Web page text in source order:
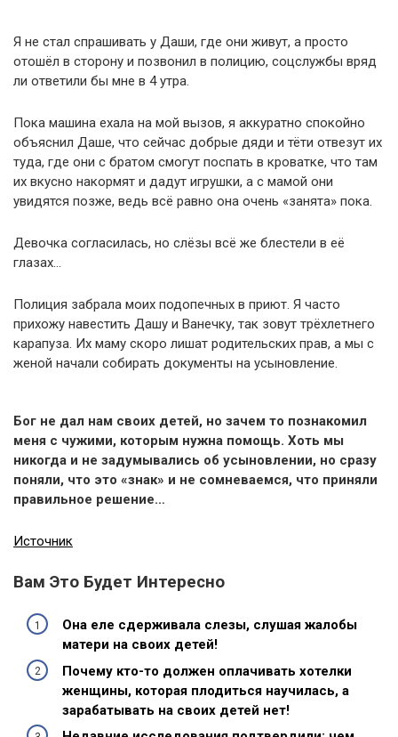
Я не стал спрашивать у Даши, где они живут, а просто
отошёл в сторону и позвонил в полицию, соцслужбы вряд
ли ответили бы мне в 4 утра.
Пока машина ехала на мой вызов, я аккуратно спокойно
объяснил Даше, что сейчас добрые дяди и тёти отвезут их
туда, где они с братом смогут поспать в кроватке, что там
их вкусно накормят и дадут игрушки, а с мамой они
увидятся позже, ведь всё равно она очень «занята» пока.
Девочка согласилась, но слёзы всё же блестели в её
глазах…
Полиция забрала моих подопечных в приют. Я часто
прихожу навестить Дашу и Ванечку, так зовут трёхлетнего
карапуза. Их маму скоро лишат родительских прав, а мы с
женой начали собирать документы на усыновление.
Бог не дал нам своих детей, но зачем то познакомил
меня с чужими, которым нужна помощь. Хоть мы
никогда и не задумывались об усыновлении, но сразу
поняли, что это «знак» и не сомневаемся, что приняли
правильное решение…
Источник
Вам Это Будет Интересно
Она еле сдерживала слезы, слушая жалобы
матери на своих детей!
Почему кто-то должен оплачивать хотелки
женщины, которая плодиться научилась, а
зарабатывать на своих детей нет!